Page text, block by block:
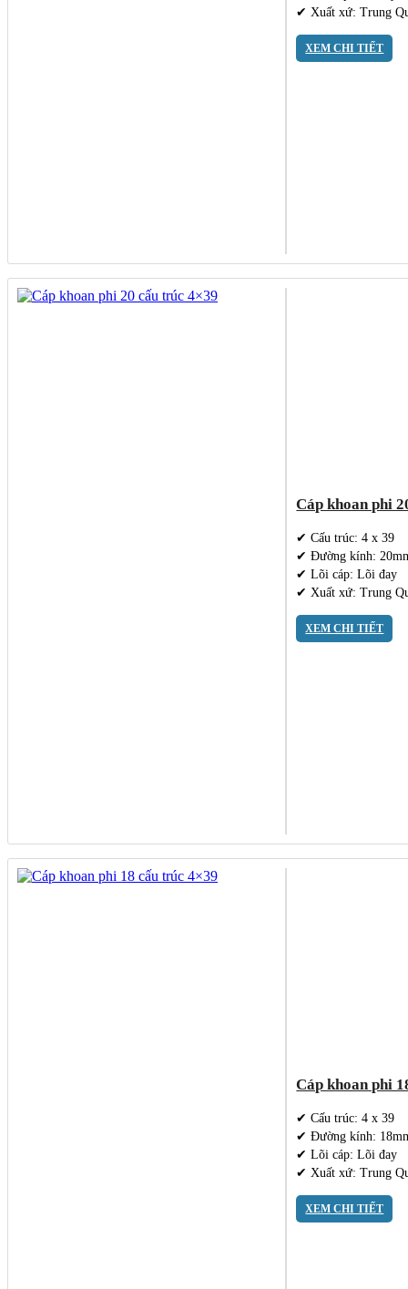
✔ Xuất xứ: Trung
XEM CHI TIẾT
Cáp khoan phi
✔ Cấu trúc: 4 x 39
✔ Đường kính:
✔ Lõi cáp: Lõi đay
✔ Xuất xứ: Trung
XEM CHI TIẾT
Cáp khoan phi
✔ Cấu trúc: 4 x 39
✔ Đường kính:
✔ Lõi cáp: Lõi đay
✔ Xuất xứ: Trung
XEM CHI TIẾT